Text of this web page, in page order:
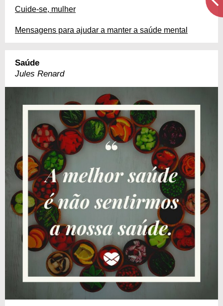
Cuide-se, mulher
Mensagens para ajudar a manter a saúde mental
Saúde
Jules Renard